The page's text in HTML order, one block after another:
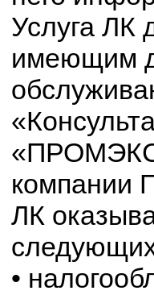
Услуга ЛК
имеющим
ЛК
•